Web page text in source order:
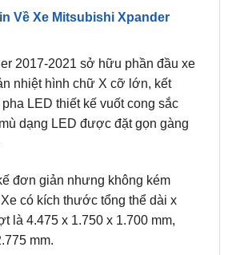
2017-2021 sở hữu phần đầu xe
nhiệt hình chữ X cỡ lớn, kết
LED thiết kế vuốt cong sắc
dạng LED được đặt gọn gàng
đơn giản nhưng không kém
là 4.475 x 1.750 x 1.700 mm,
mm.
thiết kế khá vuông vức, với cụm